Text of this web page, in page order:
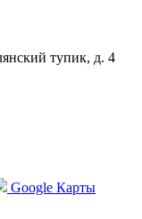
тупик, д. 4
Google Карты